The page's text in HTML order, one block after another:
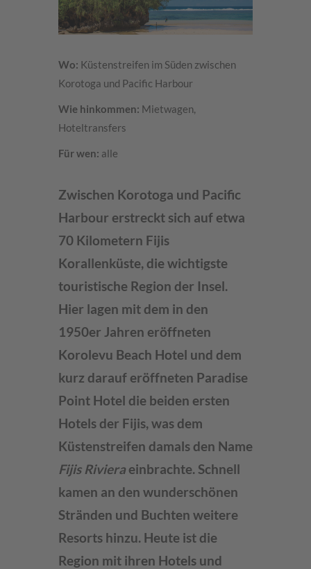
Wo: Küstenstreifen im Süden zwischen
Korotoga und Pacific Harbour
Wie hinkommen: Mietwagen,
Hoteltransfers
Für wen: alle
Zwischen Korotoga und Pacific
Harbour erstreckt sich auf etwa
70 Kilometern Fijis
Korallenküste, die wichtigste
touristische Region der Insel.
Hier lagen mit dem in den
1950er Jahren eröffneten
Korolevu Beach Hotel und dem
kurz darauf eröffneten Paradise
Point Hotel die beiden ersten
Hotels der Fijis, was dem
Küstenstreifen damals den Name
Fijis Riviera einbrachte. Schnell
kamen an den wunderschönen
Stränden und Buchten weitere
Resorts hinzu. Heute ist die
Region mit ihren Hotels und